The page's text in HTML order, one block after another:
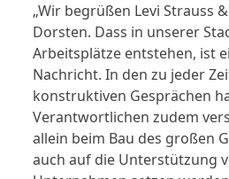
„Wir begrüßen Levi Strauss
Dorsten. Dass in unserer
Arbeitsplätze entstehen, ist
Nachricht. In den zu jeder
konstruktiven Gesprächen
Verantwortlichen zudem
allein beim Bau des großen
auch auf die Unterstützung